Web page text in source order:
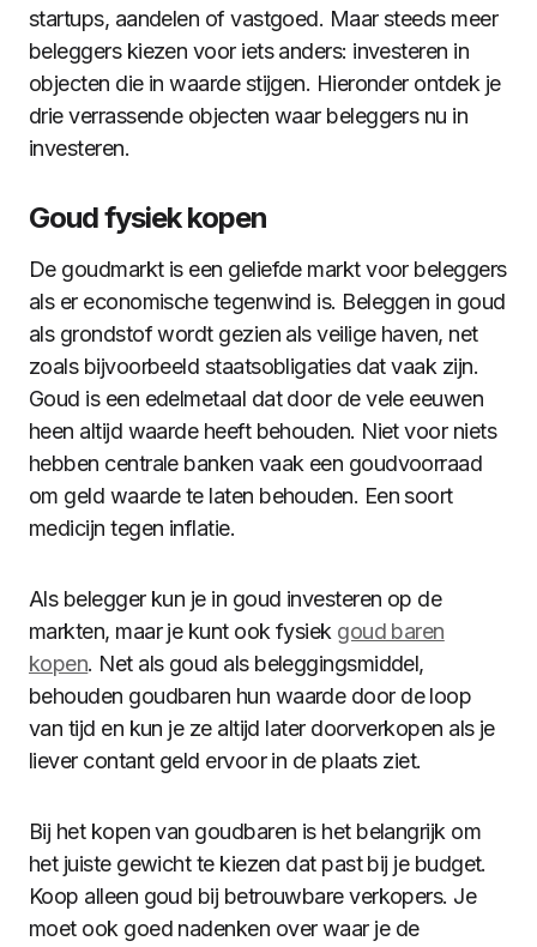
startups, aandelen of vastgoed. Maar steeds meer
beleggers kiezen voor iets anders: investeren in
objecten die in waarde stijgen. Hieronder ontdek je
drie verrassende objecten waar beleggers nu in
investeren.
Goud fysiek kopen
De goudmarkt is een geliefde markt voor beleggers
als er economische tegenwind is. Beleggen in goud
als grondstof wordt gezien als veilige haven, net
zoals bijvoorbeeld staatsobligaties dat vaak zijn.
Goud is een edelmetaal dat door de vele eeuwen
heen altijd waarde heeft behouden. Niet voor niets
hebben centrale banken vaak een goudvoorraad
om geld waarde te laten behouden. Een soort
medicijn tegen inflatie.
Als belegger kun je in goud investeren op de
markten, maar je kunt ook fysiek goud baren
kopen. Net als goud als beleggingsmiddel,
behouden goudbaren hun waarde door de loop
van tijd en kun je ze altijd later doorverkopen als je
liever contant geld ervoor in de plaats ziet.
Bij het kopen van goudbaren is het belangrijk om
het juiste gewicht te kiezen dat past bij je budget.
Koop alleen goud bij betrouwbare verkopers. Je
moet ook goed nadenken over waar je de